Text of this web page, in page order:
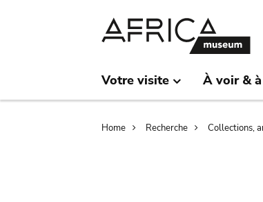
Votre visite À voir &
Breadcrumb
Home Recherche Collections,